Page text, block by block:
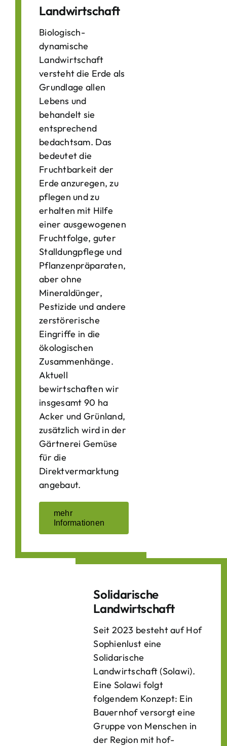
Landwirtschaft
Biologisch-
dynamische
Landwirtschaft
versteht die Erde als
Grundlage allen
Lebens und
behandelt sie
entsprechend
bedachtsam. Das
bedeutet die
Fruchtbarkeit der
Erde anzuregen, zu
pflegen und zu
erhalten mit Hilfe
einer ausgewogenen
Fruchtfolge, guter
Stalldungpflege und
Pflanzenpräparaten,
aber ohne
Mineraldünger,
Pestizide und andere
zerstörerische
Eingriffe in die
ökologischen
Zusammenhänge.
Aktuell
bewirtschaften wir
insgesamt 90 ha
Acker und Grünland,
zusätzlich wird in der
Gärtnerei Gemüse
für die
Direktvermarktung
angebaut.
mehr
Informationen
Solidarische
Landwirtschaft
Seit 2023 besteht auf Hof
Sophienlust eine
Solidarische
Landwirtschaft (Solawi).
Eine Solawi folgt
folgendem Konzept: Ein
Bauern­hof versorgt eine
Gruppe von Menschen in
der Region mit hof­